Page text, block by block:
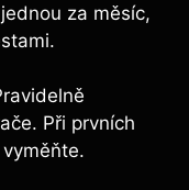
za měsíc,
Při prvních